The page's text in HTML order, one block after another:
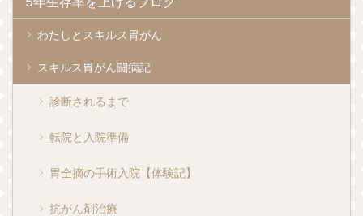
わたしとスキルス胃がん
スキルス胃がん闘病記
診断されるまで
転院と入院準備
胃全摘の手術入院【体験記】
抗がん剤治療